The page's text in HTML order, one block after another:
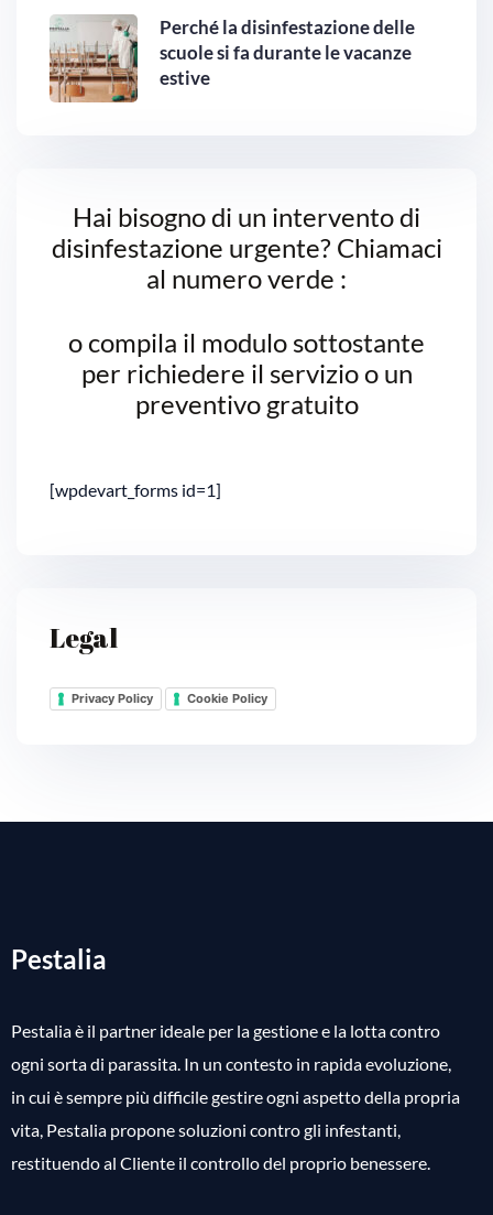
Perché la disinfestazione delle
scuole si fa durante le vacanze
estive
Hai bisogno di un intervento di
disinfestazione urgente? Chiamaci
al numero verde :
o compila il modulo sottostante
per richiedere il servizio o un
preventivo gratuito
[wpdevart_forms id=1]
Legal
Privacy Policy Cookie Policy
Pestalia
Pestalia è il partner ideale per la gestione e la lotta contro
ogni sorta di parassita. In un contesto in rapida evoluzione,
in cui è sempre più difficile gestire ogni aspetto della propria
vita, Pestalia propone soluzioni contro gli infestanti,
restituendo al Cliente il controllo del proprio benessere.